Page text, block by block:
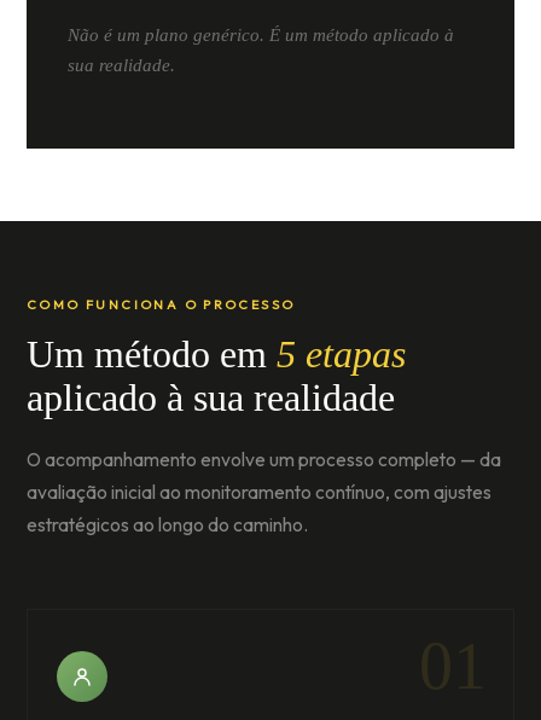
Não é um plano genérico. É um método aplicado à
sua realidade.
COMO FUNCIONA O PROCESSO
Um método em 5 etapas
aplicado à sua realidade
O acompanhamento envolve um processo completo — da
avaliação inicial ao monitoramento contínuo, com ajustes
estratégicos ao longo do caminho.